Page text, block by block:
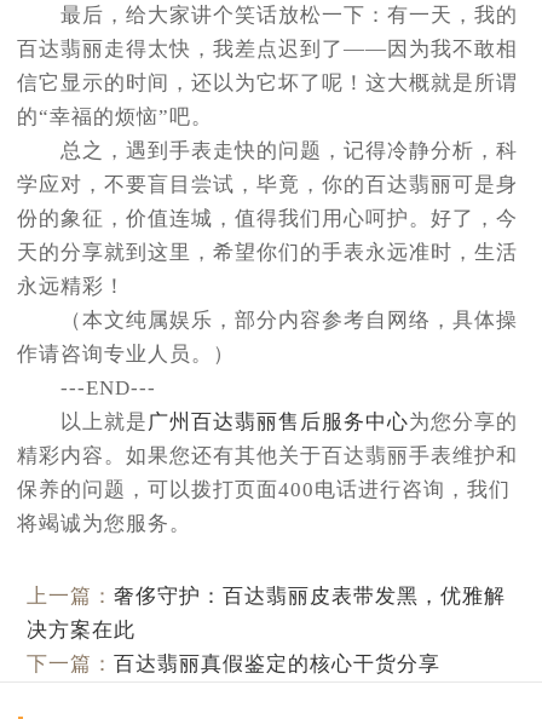
最后，给大家讲个笑话放松一下：有一天，我的
百达翡丽走得太快，我差点迟到了——因为我不敢相
信它显示的时间，还以为它坏了呢！这大概就是所谓
的“幸福的烦恼”吧。
总之，遇到手表走快的问题，记得冷静分析，科
学应对，不要盲目尝试，毕竟，你的百达翡丽可是身
份的象征，价值连城，值得我们用心呵护。好了，今
天的分享就到这里，希望你们的手表永远准时，生活
永远精彩！
（本文纯属娱乐，部分内容参考自网络，具体操
作请咨询专业人员。）
---END---
以上就是广州百达翡丽售后服务中心为您分享的
精彩内容。如果您还有其他关于百达翡丽手表维护和
保养的问题，可以拨打页面400电话进行咨询，我们
将竭诚为您服务。
上一篇：奢侈守护：百达翡丽皮表带发黑，优雅解
决方案在此
下一篇：百达翡丽真假鉴定的核心干货分享